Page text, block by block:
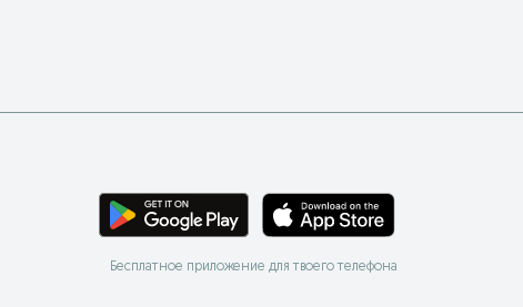
Бесплатное приложение для твоего телефона